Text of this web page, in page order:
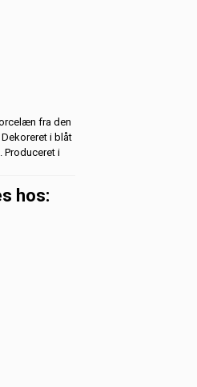
fra den
i blåt
Produceret i
hos: